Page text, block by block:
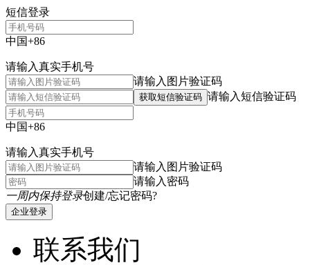
短信登录
中国+86
请输入真实手机号
请输入图片验证码
获取短信验证码 请输入短信验证码
中国+86
请输入真实手机号
请输入图片验证码
请输入密码
一周内保持登录创建/忘记密码?
企业登录
联系我们